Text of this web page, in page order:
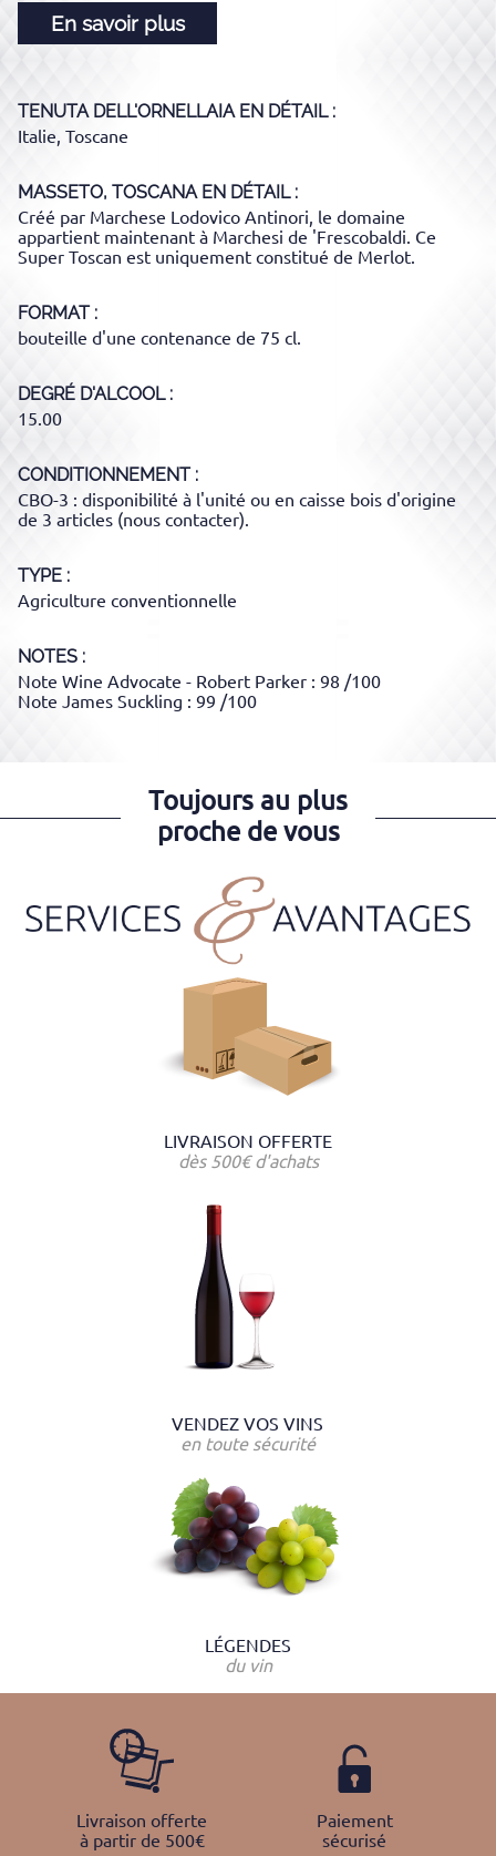
En savoir plus
TENUTA DELL'ORNELLAIA EN DÉTAIL :
Italie, Toscane
MASSETO, TOSCANA EN DÉTAIL :
Créé par Marchese Lodovico Antinori, le domaine
appartient maintenant à Marchesi de 'Frescobaldi. Ce
Super Toscan est uniquement constitué de Merlot.
FORMAT
bouteille d'une contenance de 75 cl.
DEGRÉ D'ALCOOL
15.00
CONDITIONNEMENT
CBO-3 : disponibilité à l'unité ou en caisse bois d'origine
de 3 articles (nous contacter).
TYPE
Agriculture conventionnelle
NOTES :
Note Wine Advocate - Robert Parker : 98 /100
Note James Suckling : 99 /100
Toujours au plus
proche de vous
LIVRAISON OFFERTE
dès 500€ d'achats
VENDEZ VOS VINS
en toute sécurité
LÉGENDES
du vin
Livraison offerte
à partir de 500€
Paiement
sécurisé